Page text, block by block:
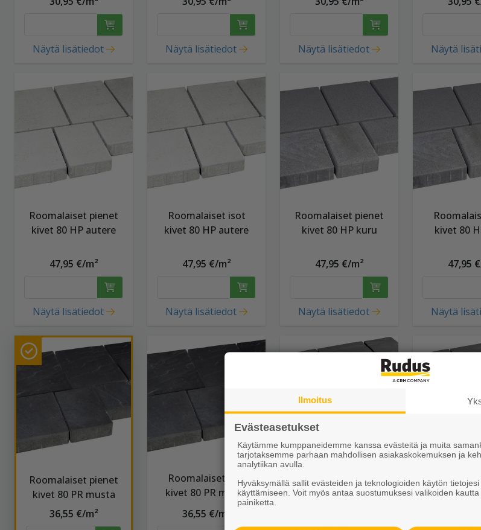
Näytä lisätiedot Näytä lisätiedot Näytä lisätiedot Näytä
Roomalaiset pienet
kivet 80 HP autere
47,95 €/m²
Näytä lisätiedot
Roomalaiset isot
kivet 80 HP autere
47,95 €/m²
Näytä lisätiedot
Roomalaiset pienet
kivet 80 HP kuru
47,95 €/m²
Näytä lisätiedot
kivet 80
47,95
Näytä
Roomalaiset pienet
kivet 80 PR musta
36,55 €/m²
Roomalaiset isot
kivet 80 PR musta
36,55 €/m²
Roomalaiset pienet
kivet 80 PR harmaa
kivet 80
Ilmoitus
Evästeasetukset
Käytämme kumppaneidemme kanssa evästeitä ja muita
tarjotaksemme parhaan mahdollisen asiakaskokemuksen ja
analytiikan avulla.
Hyväksymällä sallit evästeiden ja teknologioiden käytön
käyttämiseen. Voit myös antaa suostumuksesi valikoiden kautta
painiketta.